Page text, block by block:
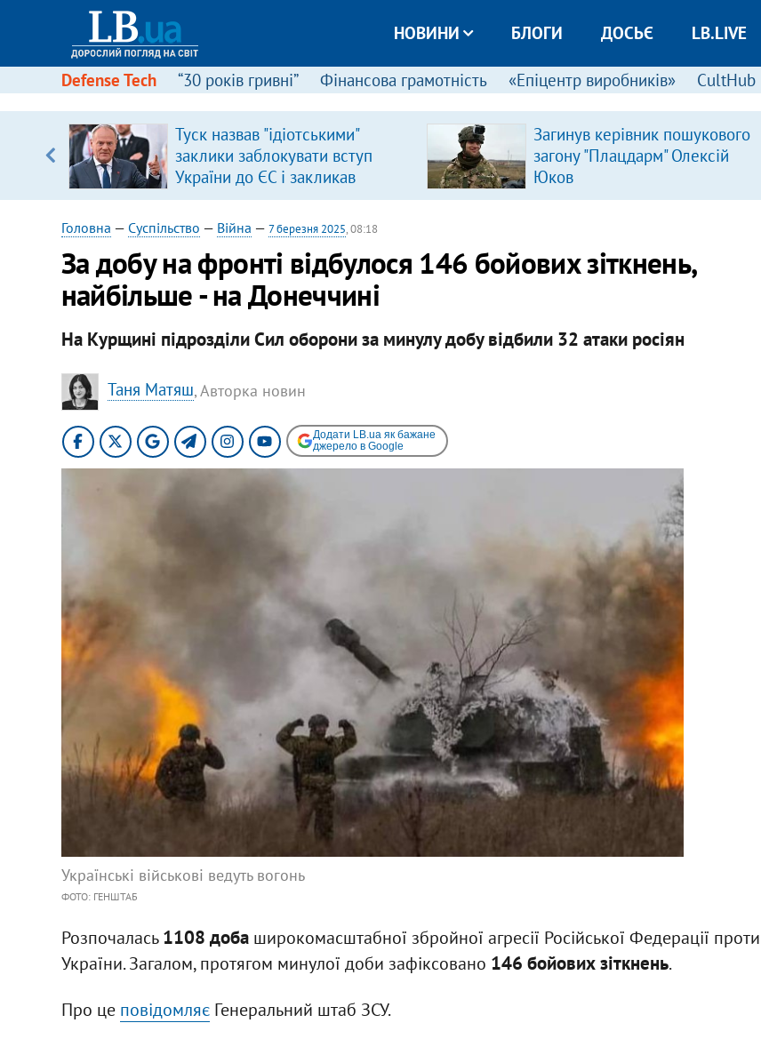
НОВИНИ БЛОГИ ДОСЬЄ LB.LIVE
Defense Tech “30 років гривні” Фінансова грамотність «Епіцентр виробників» CultHub
Туск назвав "ідіотськими"
заклики заблокувати вступ
України до ЄС і закликав
припинити антиукраїнську
риторику
Загинув керівник пошукового
загону "Плацдарм" Олексій
Юков
Головна — Суспільство — Війна — 7 березня 2025, 08:18
За добу на фронті відбулося 146 бойових зіткнень,
найбільше - на Донеччині
На Курщині підрозділи Сил оборони за минулу добу відбили 32 атаки росіян
Таня Матяш, Авторка новин
Додати LB.ua як бажане
джерело в Google
Українські військові ведуть вогонь
ФОТО: ГЕНШТАБ
Розпочалась1108 добаширокомасштабної збройної агресії Російської Федерації проти
України. Загалом, протягом минулої доби зафіксовано 146 бойових зіткнень.
Про це повідомляєГенеральний штаб ЗСУ.